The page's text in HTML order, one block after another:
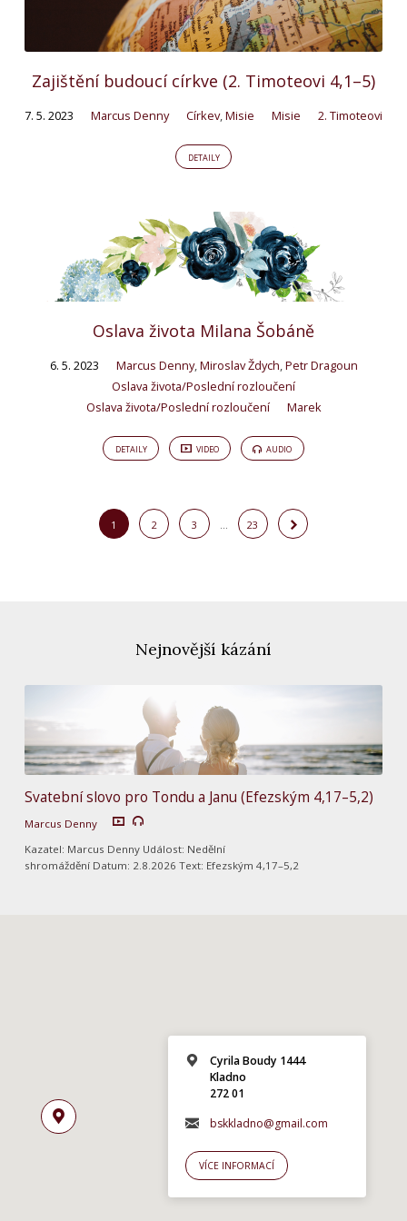
Zajištění budoucí církve (2. Timoteovi 4,1–5)
7. 5. 2023 Marcus Denny Církev,Misie Misie 2. Timoteovi
DETAILY
Oslava života Milana Šobáně
6. 5. 2023 Marcus Denny,Miroslav Ždych,Petr Dragoun
Oslava života/Poslední rozloučení
Oslava života/Poslední rozloučení
Marek
DETAILY VIDEO AUDIO
1 2 3 … 23
Nejnovější kázání
Svatební slovo pro Tondu a Janu (Efezským 4,17–5,2)
Marcus Denny
Kazatel: Marcus Denny Událost: Nedělní
shromáždění Datum: 2.8.2026 Text: Efezským 4,17–5,2
Cyrila Boudy 1444
Kladno
272 01
bskkladno@gmail.com
VÍCE INFORMACÍ